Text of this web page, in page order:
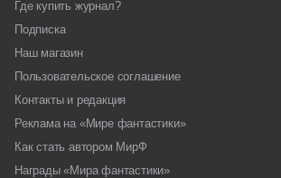
Где купить журнал?
Подписка
Наш магазин
Пользовательское соглашение
Контакты и редакция
Реклама на «Мире фантастики»
Как стать автором МирФ
Награды «Мира фантастики»